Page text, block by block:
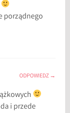
porządnego
ODPOWIEDZ
i przede